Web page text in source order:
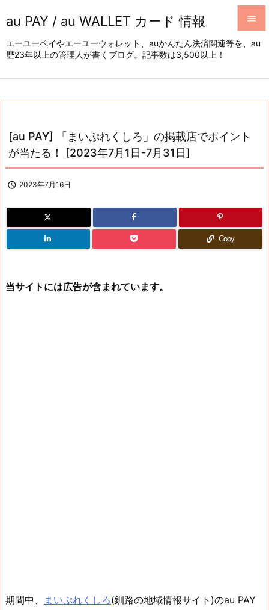
au PAY / au WALLET カード 情報
エーユーペイやエーユーウォレット、auかんたん決済関連等を、au
歴23年以上の管理人が書くブログ。記事数は3,500以上！





[au PAY] 「まいぷれくしろ」の掲載店でポイント
が当たる！ [2023年7月1日-7月31日]
 2023年7月16日
Copy
当サイトには広告が含まれています。
期間中、 まいぷれくしろ(釧路の地域情報サイト)のau PAY